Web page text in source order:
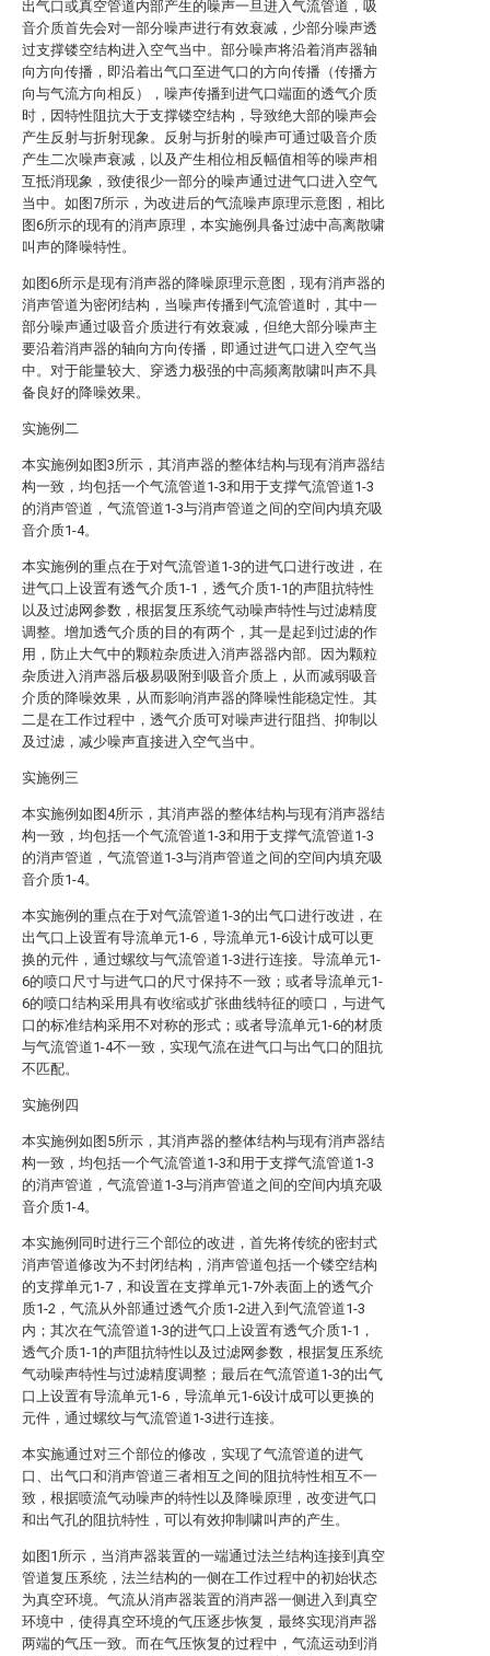
出气口或真空管道内部产生的噪声一旦进入气流管道，吸
音介质首先会对一部分噪声进行有效衰减，少部分噪声透
过支撑镂空结构进入空气当中。部分噪声将沿着消声器轴
向方向传播，即沿着出气口至进气口的方向传播（传播方
向与气流方向相反），噪声传播到进气口端面的透气介质
时，因特性阻抗大于支撑镂空结构，导致绝大部的噪声会
产生反射与折射现象。反射与折射的噪声可通过吸音介质
产生二次噪声衰减，以及产生相位相反幅值相等的噪声相
互抵消现象，致使很少一部分的噪声通过进气口进入空气
当中。如图7所示，为改进后的气流噪声原理示意图，相比
图6所示的现有的消声原理，本实施例具备过滤中高离散啸
叫声的降噪特性。
如图6所示是现有消声器的降噪原理示意图，现有消声器的
消声管道为密闭结构，当噪声传播到气流管道时，其中一
部分噪声通过吸音介质进行有效衰减，但绝大部分噪声主
要沿着消声器的轴向方向传播，即通过进气口进入空气当
中。对于能量较大、穿透力极强的中高频离散啸叫声不具
备良好的降噪效果。
实施例二
本实施例如图3所示，其消声器的整体结构与现有消声器结
构一致，均包括一个气流管道1-3和用于支撑气流管道1-3
的消声管道，气流管道1-3与消声管道之间的空间内填充吸
音介质1-4。
本实施例的重点在于对气流管道1-3的进气口进行改进，在
进气口上设置有透气介质1-1，透气介质1-1的声阻抗特性
以及过滤网参数，根据复压系统气动噪声特性与过滤精度
调整。增加透气介质的目的有两个，其一是起到过滤的作
用，防止大气中的颗粒杂质进入消声器器内部。因为颗粒
杂质进入消声器后极易吸附到吸音介质上，从而减弱吸音
介质的降噪效果，从而影响消声器的降噪性能稳定性。其
二是在工作过程中，透气介质可对噪声进行阻挡、抑制以
及过滤，减少噪声直接进入空气当中。
实施例三
本实施例如图4所示，其消声器的整体结构与现有消声器结
构一致，均包括一个气流管道1-3和用于支撑气流管道1-3
的消声管道，气流管道1-3与消声管道之间的空间内填充吸
音介质1-4。
本实施例的重点在于对气流管道1-3的出气口进行改进，在
出气口上设置有导流单元1-6，导流单元1-6设计成可以更
换的元件，通过螺纹与气流管道1-3进行连接。导流单元1-
6的喷口尺寸与进气口的尺寸保持不一致；或者导流单元1-
6的喷口结构采用具有收缩或扩张曲线特征的喷口，与进气
口的标准结构采用不对称的形式；或者导流单元1-6的材质
与气流管道1-4不一致，实现气流在进气口与出气口的阻抗
不匹配。
实施例四
本实施例如图5所示，其消声器的整体结构与现有消声器结
构一致，均包括一个气流管道1-3和用于支撑气流管道1-3
的消声管道，气流管道1-3与消声管道之间的空间内填充吸
音介质1-4。
本实施例同时进行三个部位的改进，首先将传统的密封式
消声管道修改为不封闭结构，消声管道包括一个镂空结构
的支撑单元1-7，和设置在支撑单元1-7外表面上的透气介
质1-2，气流从外部通过透气介质1-2进入到气流管道1-3
内；其次在气流管道1-3的进气口上设置有透气介质1-1，
透气介质1-1的声阻抗特性以及过滤网参数，根据复压系统
气动噪声特性与过滤精度调整；最后在气流管道1-3的出气
口上设置有导流单元1-6，导流单元1-6设计成可以更换的
元件，通过螺纹与气流管道1-3进行连接。
本实施通过对三个部位的修改，实现了气流管道的进气
口、出气口和消声管道三者相互之间的阻抗特性相互不一
致，根据喷流气动噪声的特性以及降噪原理，改变进气口
和出气孔的阻抗特性，可以有效抑制啸叫声的产生。
如图1所示，当消声器装置的一端通过法兰结构连接到真空
管道复压系统，法兰结构的一侧在工作过程中的初始状态
为真空环境。气流从消声器装置的消声器一侧进入到真空
环境中，使得真空环境的气压逐步恢复，最终实现消声器
两端的气压一致。而在气压恢复的过程中，气流运动到消